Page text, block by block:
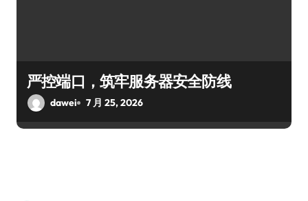
严控端口，筑牢服务器安全防线
dawei 7 月 25, 2026